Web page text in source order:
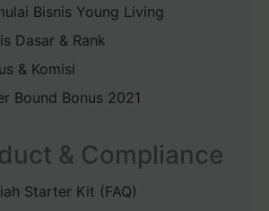
Bisnis Young Living
Dasar & Rank
& Komisi
Bound Bonus 2021
& Compliance
Starter Kit (FAQ)